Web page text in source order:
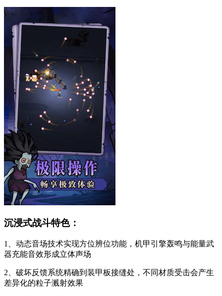
沉浸式战斗特色：
1、动态音场技术实现方位辨位功能，机甲引擎轰鸣与能量武
器充能音效形成立体声场
2、破坏反馈系统精确到装甲板接缝处，不同材质受击会产生
差异化的粒子溅射效果